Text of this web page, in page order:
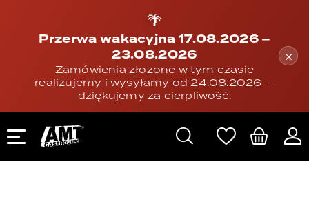
🌴
Przerwa wakacyjna 17.08.2026 –
23.08.2026
Zamówienia złożone w tym czasie
realizujemy i wysyłamy od 24.08.2026 —
dziękujemy za cierpliwość.
×